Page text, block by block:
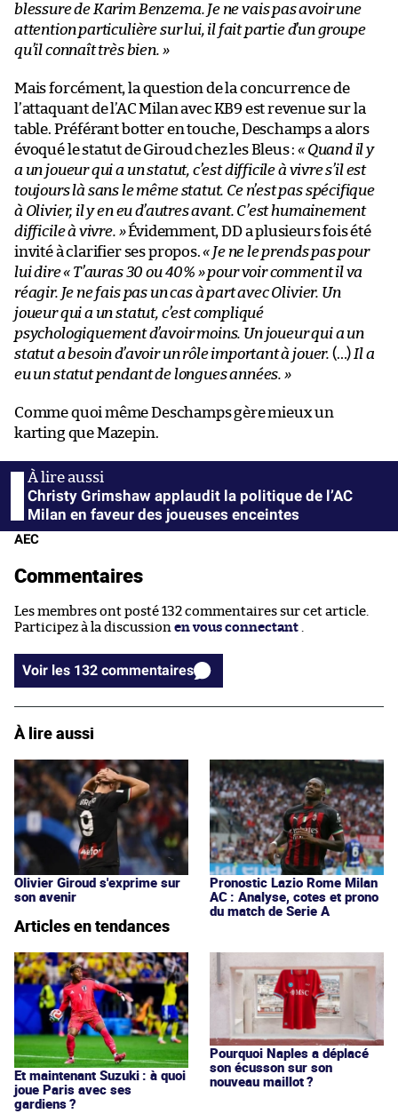
blessure de Karim Benzema. Je ne vais pas avoir une
attention particulière sur lui, il fait partie d’un groupe
qu’il connaît très bien. »
Mais forcément, la question de la concurrence de
l’attaquant de l’AC Milan avec KB9 est revenue sur la
table. Préférant botter en touche, Deschamps a alors
évoqué le statut de Giroud chez les Bleus :« Quand il y
a un joueur qui a un statut, c’est difficile à vivre s’il est
toujours là sans le même statut. Ce n’est pas spécifique
à Olivier, il y en eu d’autres avant. C’est humainement
difficile à vivre. »Évidemment, DD a plusieurs fois été
invité à clarifier ses propos.« Je ne le prends pas pour
lui dire « T’auras 30 ou 40% » pour voir comment il va
réagir. Je ne fais pas un cas à part avec Olivier. Un
joueur qui a un statut, c’est compliqué
psychologiquement d’avoir moins. Un joueur qui a un
statut a besoin d’avoir un rôle important à jouer. (…) Il a
eu un statut pendant de longues années. »
Comme quoi même Deschamps gère mieux un
karting que Mazepin.
Christy Grimshaw applaudit la politique de l’AC
Milan en faveur des joueuses enceintes
AEC
Commentaires
Les membres ont posté 132 commentaires sur cet article.
Participez à la discussion en vous connectant
Voir les 132 commentaires
À lire aussi
Olivier Giroud s'exprime sur
son avenir
Pronostic Lazio Rome Milan
AC : Analyse, cotes et prono
du match de Serie A
Articles en tendances
Et maintenant Suzuki : à quoi
joue Paris avec ses
gardiens ?
Pourquoi Naples a déplacé
son écusson sur son
nouveau maillot ?